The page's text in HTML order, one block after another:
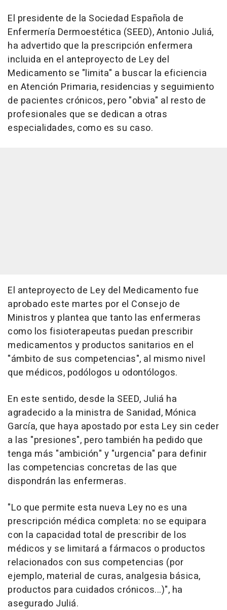
El presidente de la Sociedad Española de
Enfermería Dermoestética (SEED), Antonio Juliá,
ha advertido que la prescripción enfermera
incluida en el anteproyecto de Ley del
Medicamento se "limita" a buscar la eficiencia
en Atención Primaria, residencias y seguimiento
de pacientes crónicos, pero "obvia" al resto de
profesionales que se dedican a otras
especialidades, como es su caso.
El anteproyecto de Ley del Medicamento fue
aprobado este martes por el Consejo de
Ministros y plantea que tanto las enfermeras
como los fisioterapeutas puedan prescribir
medicamentos y productos sanitarios en el
"ámbito de sus competencias", al mismo nivel
que médicos, podólogos u odontólogos.
En este sentido, desde la SEED, Juliá ha
agradecido a la ministra de Sanidad, Mónica
García, que haya apostado por esta Ley sin ceder
a las "presiones", pero también ha pedido que
tenga más "ambición" y "urgencia" para definir
las competencias concretas de las que
dispondrán las enfermeras.
"Lo que permite esta nueva Ley no es una
prescripción médica completa: no se equipara
con la capacidad total de prescribir de los
médicos y se limitará a fármacos o productos
relacionados con sus competencias (por
ejemplo, material de curas, analgesia básica,
productos para cuidados crónicos...)", ha
asegurado Juliá.